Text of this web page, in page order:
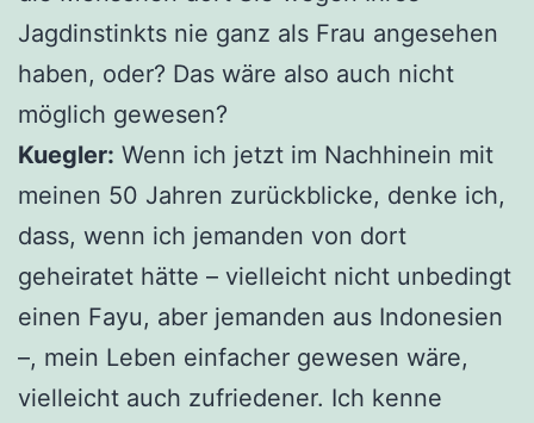
Jagdinstinkts nie ganz als Frau angesehen
haben, oder? Das wäre also auch nicht
möglich gewesen?
Kuegler: Wenn ich jetzt im Nachhinein mit
meinen 50 Jahren zurückblicke, denke ich,
dass, wenn ich jemanden von dort
geheiratet hätte – vielleicht nicht unbedingt
einen Fayu, aber jemanden aus Indonesien
–, mein Leben einfacher gewesen wäre,
vielleicht auch zufriedener. Ich kenne